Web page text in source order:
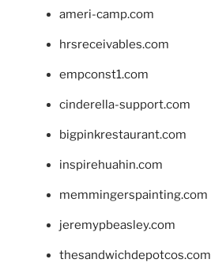
ameri-camp.com
hrsreceivables.com
empconst1.com
cinderella-support.com
bigpinkrestaurant.com
inspirehuahin.com
memmingerspainting.com
jeremypbeasley.com
thesandwichdepotcos.com